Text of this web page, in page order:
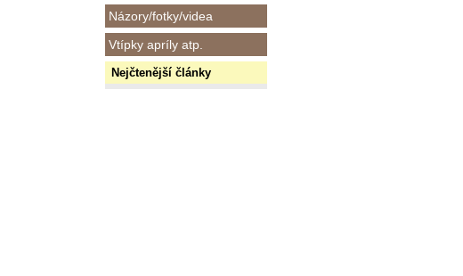
Názory/fotky/videa
Vtípky apríly atp.
Nejčtenější články